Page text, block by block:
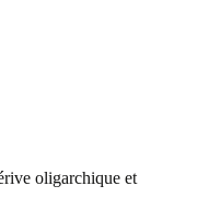
oligarchique et